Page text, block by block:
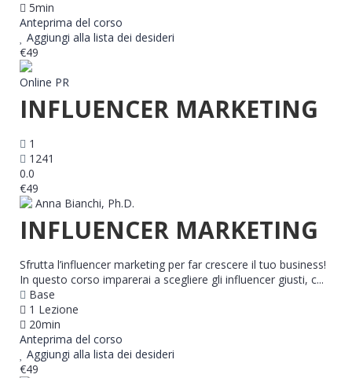
5min
Anteprima del corso
Aggiungi alla lista dei desideri
€49
Online PR
INFLUENCER MARKETING
1
1241
0.0
€49
Anna Bianchi, Ph.D.
INFLUENCER MARKETING
Sfrutta l’influencer marketing per far crescere il tuo business!
In questo corso imparerai a scegliere gli influencer giusti, c...
Base
1 Lezione
20min
Anteprima del corso
Aggiungi alla lista dei desideri
€49